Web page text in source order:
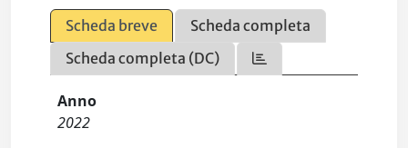
Scheda breve
Scheda completa
Scheda completa (DC)
Anno
2022